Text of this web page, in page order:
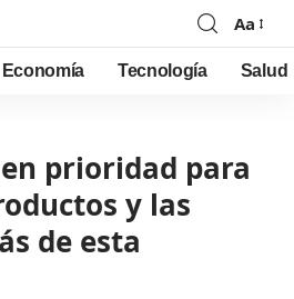
Font
Resizer
Aa
Economía Tecnología Salud
prioridad para
y las
de esta